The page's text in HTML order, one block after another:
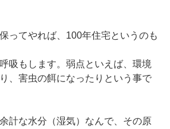
ってやれば、100年住宅というのも
吸もします。弱点といえば、環境
、害虫の餌になったりという事で
計な水分（湿気）なんで、その原